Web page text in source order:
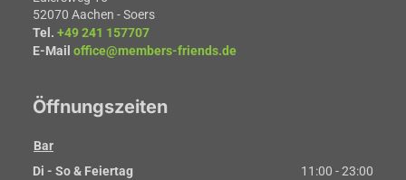
52070 Aachen - Soers
Tel. +49 241 157707
E-Mail office@members-friends.de
Öffnungszeiten
Bar
Di - So & Feiertag
11:00 - 23:00